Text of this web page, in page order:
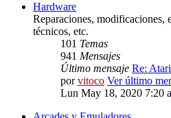
Hardware
Reparaciones, modificaciones,
técnicos, etc.
101 Temas
941 Mensajes
Último mensaje Re:
porvitoco Ver último
Lun May 18, 2020 7:20